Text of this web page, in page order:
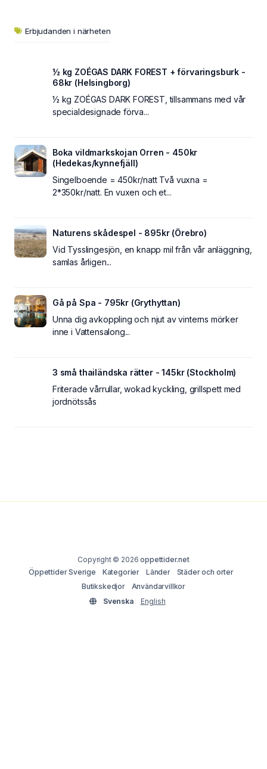
Erbjudanden i närheten
½ kg ZOÉGAS DARK FOREST + förvaringsburk -
68kr (Helsingborg)
½ kg ZOÉGAS DARK FOREST, tillsammans med vår
specialdesignade förva...
Boka vildmarkskojan Orren - 450kr
(Hedekas/kynnefjäll)
Singelboende = 450kr/natt Två vuxna =
2*350kr/natt. En vuxen och et...
Naturens skådespel - 895kr (Örebro)
Vid Tysslingesjön, en knapp mil från vår anläggning,
samlas årligen...
Gå på Spa - 795kr (Grythyttan)
Unna dig avkoppling och njut av vinterns mörker
inne i Vattensalong...
3 små thailändska rätter - 145kr (Stockholm)
Friterade vårrullar, wokad kyckling, grillspett med
jordnötssås
Copyright © 2026oppettider.net
Öppettider Sverige
Kategorier Länder
Städer och orter
Butikskedjor
Användarvillkor
Svenska
English